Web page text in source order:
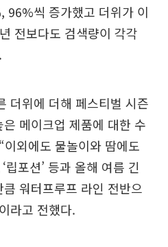
96%씩 증가했고 더위가 이
전보다도 검색량이 각각
더위에 더해 페스티벌 시즌
메이크업 제품에 대한 수
외에도 물놀이와 땀에도
립포션’ 등과 올해 여름 긴
워터프루프 라인 전반으
라고 전했다.